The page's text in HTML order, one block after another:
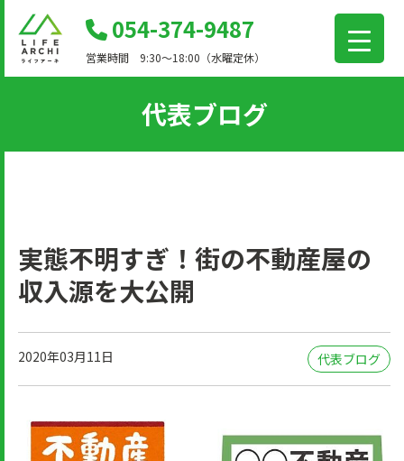
054-374-9487
営業時間 9:30～18:00（水曜定休）
代表ブログ
実態不明すぎ！街の不動産屋の
収入源を大公開
2020年03月11日 代表ブログ